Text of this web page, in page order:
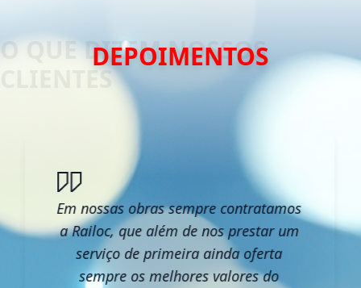
DEPOIMENTOS
Em nossas obras sempre contratamos
a Railoc, que além de nos prestar um
serviço de primeira ainda oferta
sempre os melhores valores do